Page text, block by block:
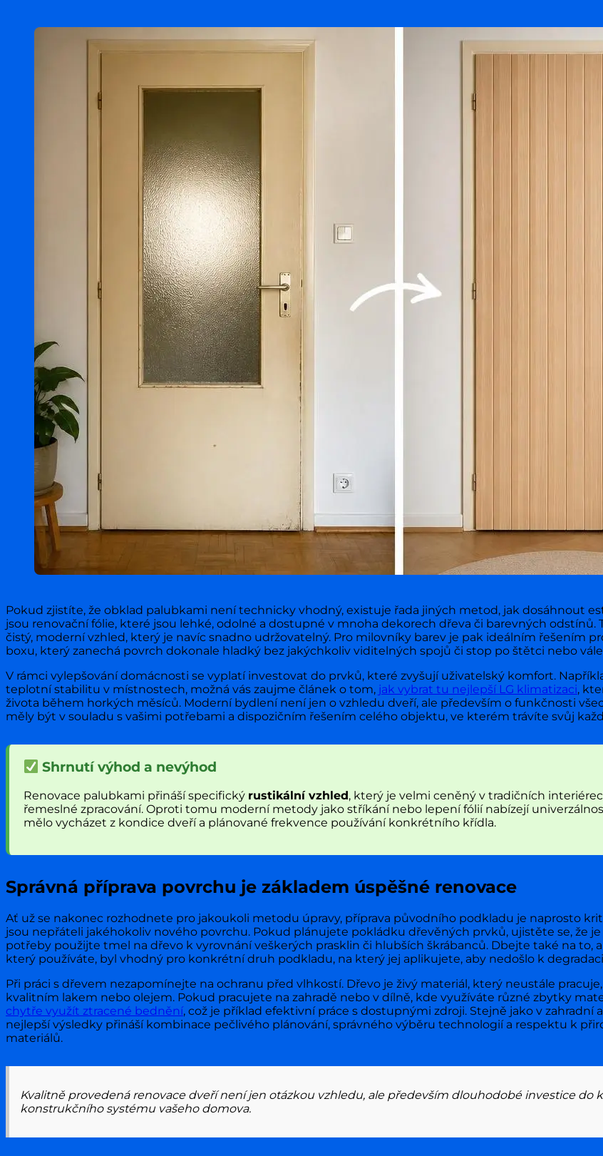
Pokud zjistíte, že obklad palubkami není technicky vhodný, existuje řada jiných metod, jak dosáhnout
jsou renovační fólie, které jsou lehké, odolné a dostupné v mnoha dekorech dřeva či barevných odstínů.
čistý, moderní vzhled, který je navíc snadno udržovatelný. Pro milovníky barev je pak ideálním řešením
boxu, který zanechá povrch dokonale hladký bez jakýchkoliv viditelných spojů či stop po štětci nebo
V rámci vylepšování domácnosti se vyplatí investovat do prvků, které zvyšují uživatelský komfort.
teplotní stabilitu v místnostech, možná vás zaujme článek o tom, jak vybrat tu nejlepší LG klimatizaci,
života během horkých měsíců. Moderní bydlení není jen o vzhledu dveří, ale především o funkčnosti
měly být v souladu s vašimi potřebami a dispozičním řešením celého objektu, ve kterém trávíte svůj
Shrnutí výhod a nevýhod
Renovace palubkami přináší specifický rustikální vzhled, který je velmi ceněný v tradičních
řemeslné zpracování. Oproti tomu moderní metody jako stříkání nebo lepení fólií nabízejí
mělo vycházet z kondice dveří a plánované frekvence používání konkrétního křídla.
Správná příprava povrchu je základem úspěšné renovace
Ať už se nakonec rozhodnete pro jakoukoli metodu úpravy, příprava původního podkladu je naprosto
jsou nepřáteli jakéhokoliv nového povrchu. Pokud plánujete pokládku dřevěných prvků, ujistěte se, že
potřeby použijte tmel na dřevo k vyrovnání veškerých prasklin či hlubších škrábanců. Dbejte také na to,
který používáte, byl vhodný pro konkrétní druh podkladu, na který jej aplikujete, aby nedošlo k
Při práci s dřevem nezapomínejte na ochranu před vlhkostí. Dřevo je živý materiál, který neustále
kvalitním lakem nebo olejem. Pokud pracujete na zahradě nebo v dílně, kde využíváte různé zbytky
chytře využít ztracené bednění, což je příklad efektivní práce s dostupnými zdroji. Stejně jako v zahradní
nejlepší výsledky přináší kombinace pečlivého plánování, správného výběru technologií a respektu k
materiálů.
Kvalitně provedená renovace dveří není jen otázkou vzhledu, ale především dlouhodobé investice do
konstrukčního systému vašeho domova.